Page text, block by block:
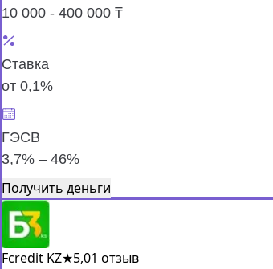
10 000 - 400 000 ₸
Ставка
от 0,1%
ГЭСВ
3,7% – 46%
Получить деньги
Fcredit KZ★5,01 отзыв